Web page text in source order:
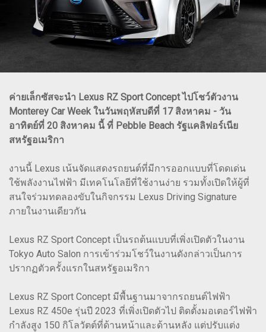
ค่ายเล็กซัสจะนำ Lexus RZ Sport Concept ไปโชว์ตัวงาน
Monterey Car Week ในวันพฤหัสบดีที่ 17 สิงหาคม - วัน
อาทิตย์ที่ 20 สิงหาคม นี้ ที่ Pebble Beach รัฐแคลิฟอร์เนีย
สหรัฐอเมริกา
งานนี้ Lexus เน้นจัดแสดงรถยนต์ที่มีการออกแบบที่โดดเด่น
ใช้พลังงานไฟฟ้า มีเทคโนโลยีที่ใช้งานง่าย รวมทั้งเปิดให้ผู้ที่
สนใจร่วมทดลองขับในกิจกรรม Lexus Driving Signature
ภายในงานเดียวกัน
Lexus RZ Sport Concept เป็นรถต้นแบบที่เพิ่งเปิดตัวในงาน
Tokyo Auto Salon การเข้าร่วมโชว์ในงานดังกล่าวเป็นการ
ปรากฏตัวครั้งแรกในสหรัฐอเมริกา
Lexus RZ Sport Concept มีพื้นฐานมาจากรถยนต์ไฟฟ้า
Lexus RZ 450e รุ่นปี 2023 ที่เพิ่งเปิดตัวไป ติดตั้งมอเตอร์ไฟฟ้า
กำลังสูง 150 กิโลวัตต์ที่ด้านหน้าและด้านหลัง แต่ปรับแต่ง